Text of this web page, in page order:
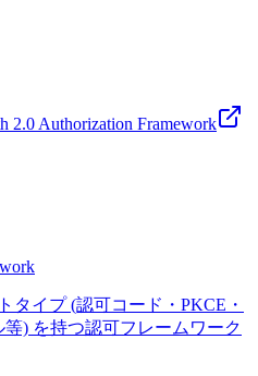
2.0 Authorization Framework
タイプ (認可コード・PKCE・
) を持つ認可フレームワーク